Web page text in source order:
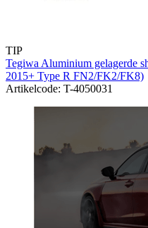
TIP
Tegiwa Aluminium gelagerde
2015+ Type R FN2/FK2/FK8)
Artikelcode: T-4050031